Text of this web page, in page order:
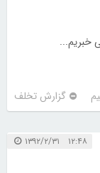
خبریم...
گزارش تخلف
۱۲:۴۸ ۱۳۹۲/۲/۳۱